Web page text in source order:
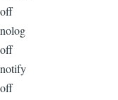
off
nolog
off
notify
off